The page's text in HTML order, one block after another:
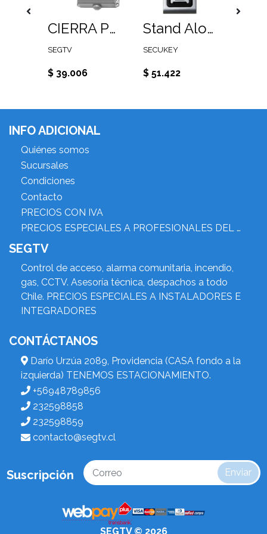
CIERRA PUERTAS AJUSTE DE VELOCIDAD Y FUERZA PARA PUERTAS DE HASTA 80Kg
SEGTV
$ 39.006
Stand Alone teclado+ proximidad metálico uso exterior metálico. 2.000 usuarios. Salida Wiegand 26
SECUKEY
$ 51.422
INFO ADICIONAL
Quiénes somos
Sucursales
Condiciones
Contacto
PRECIOS CON IVA
PRECIOS ESPECIALES A PROFESIONALES DEL RUBRO
SEGTV
Control de acceso, alarma comunitaria, incendio,
gas, CCTV. Asesoría técnica, despachos a todo
Chile. PRECIOS ESPECIALES A INSTALADORES E
INTEGRADORES
CONTÁCTANOS
Darío Urzúa 2089, Providencia (CASA fondo a la
izquierda) TENEMOS ESTACIONAMIENTO.
+56948789856
232598858
232598859
contacto@segtv.cl
Suscripción Enviar
SEGTV © 2026